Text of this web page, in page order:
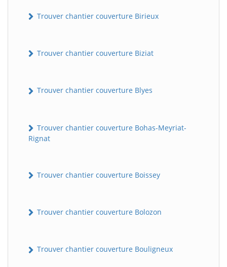
Trouver chantier couverture Birieux
Trouver chantier couverture Biziat
Trouver chantier couverture Blyes
Trouver chantier couverture Bohas-Meyriat-
Rignat
Trouver chantier couverture Boissey
Trouver chantier couverture Bolozon
Trouver chantier couverture Bouligneux